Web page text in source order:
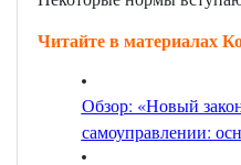
Читайте в материалах
Обзор: «Новый
самоуправлении: